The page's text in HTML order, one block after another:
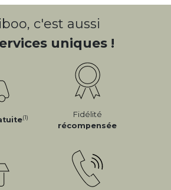
c'est aussi
uniques !
(1)
Fidélité
récompensée